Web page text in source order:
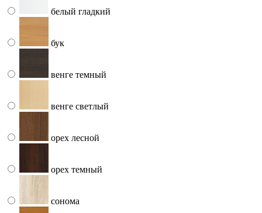
белый гладкий
бук
венге темный
венге светлый
орех лесной
орех темный
сонома